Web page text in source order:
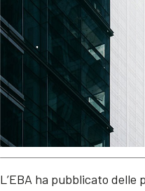
L’EBA ha pubblicato